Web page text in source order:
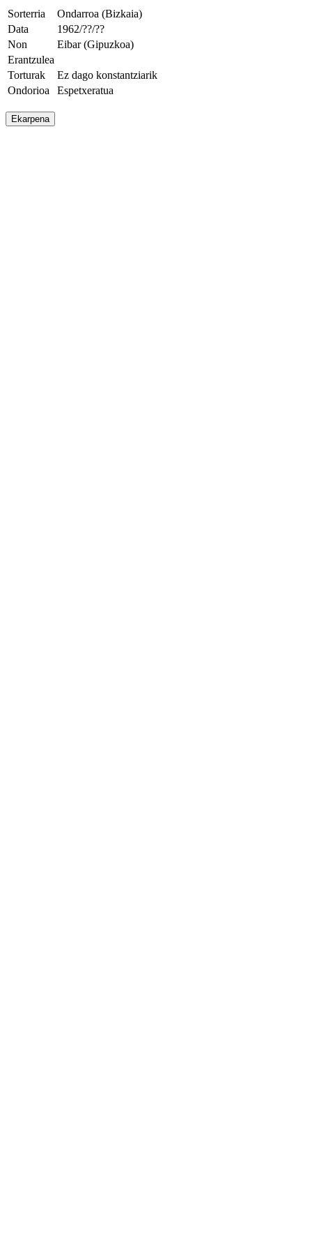
Sorterria
Ondarroa (Bizkaia)
Data
1962/??/??
Non
Eibar (Gipuzkoa)
Erantzulea
Torturak
Ez dago konstantziarik
Ondorioa
Espetxeratua